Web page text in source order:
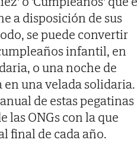
a disposición de sus
se puede convertir
infantil, en
o una noche de
en una velada solidaria.
de estas pegatinas
las ONGs con la que
final de cada año.